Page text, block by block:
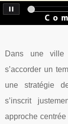
Dans une ville
s’accorder un
une stratégie
s’inscrit
approche